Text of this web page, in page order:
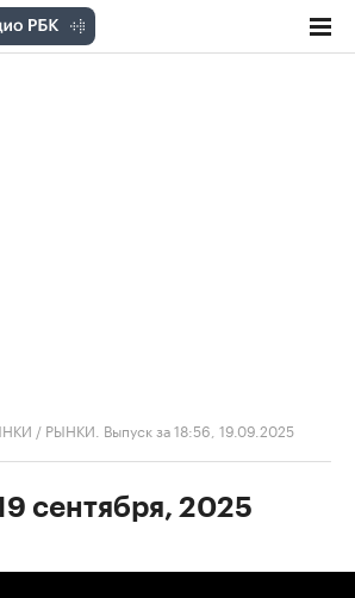
/ РЫНКИ. Выпуск за 18:56, 19.09.2025
сентября, 2025